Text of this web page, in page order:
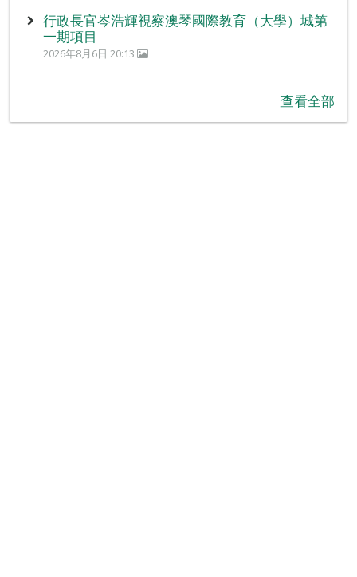
行政長官岑浩輝視察澳琴國際教育（大學）城第
一期項目
2026年8月6日 20:13
查看全部